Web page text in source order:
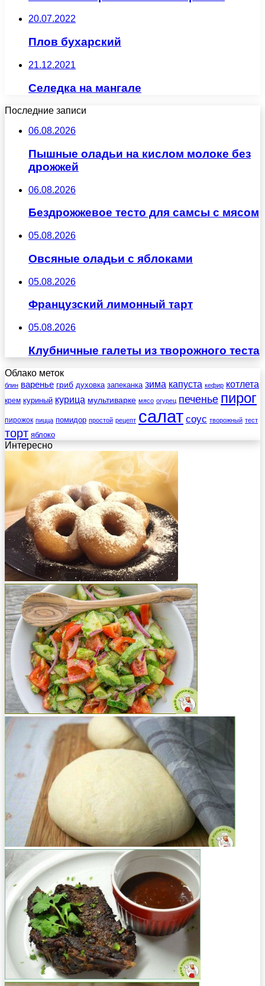
20.07.2022
Плов бухарский
21.12.2021
Селедка на мангале
Последние записи
06.08.2026
Пышные оладьи на кислом молоке без
дрожжей
06.08.2026
Бездрожжевое тесто для самсы с мясом
05.08.2026
Овсяные оладьи с яблоками
05.08.2026
Французский лимонный тарт
05.08.2026
Клубничные галеты из творожного теста
Облако меток
блин варенье гриб духовка запеканка зима капуста кефир котлета
крем куриный курица мультиварке мясо огурец печенье пирог
пирожок пицца помидор простой рецепт салат соус творожный тест
торт яблоко
Интересно